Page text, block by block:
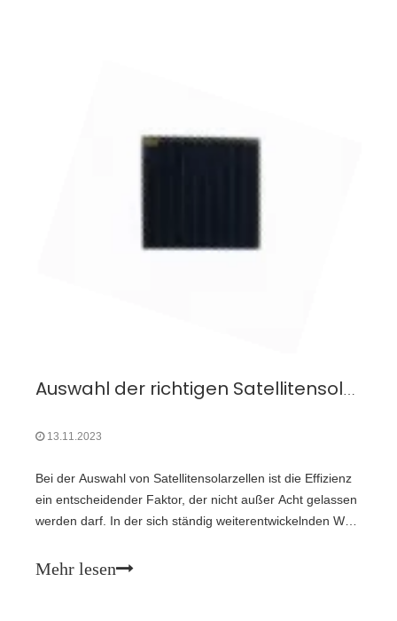
Auswahl der richtigen Satellitensolarzellen: Effizienz ist wichtig
13.11.2023
Bei der Auswahl von Satellitensolarzellen ist die Effizienz
ein entscheidender Faktor, der nicht außer Acht gelassen
werden darf. In der sich ständig weiterentwickelnden Welt
zuverlässigen und leistungsstarken Solarzellen noch nie
Mehr lesen